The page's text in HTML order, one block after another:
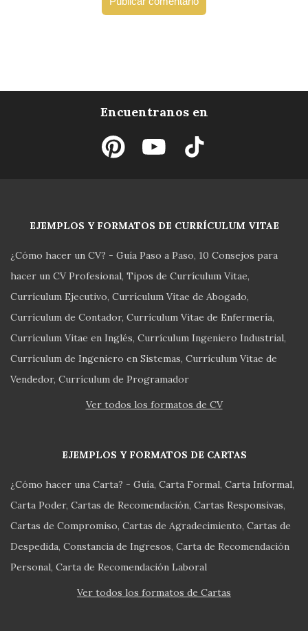
Encuentranos en
EJEMPLOS Y FORMATOS DE CURRÍCULUM VITAE
¿Cómo hacer un CV? - Guía Paso a Paso 10 Consejos para
hacer un CV Profesional Tipos de Currículum Vitae
Currículum Ejecutivo Currículum Vitae de Abogado
Currículum de Contador Currículum Vitae de Enfermería
Currículum Vitae en Inglés Currículum Ingeniero Industrial
Currículum de Ingeniero en Sistemas Currículum Vitae de
Vendedor Currículum de Programador
Ver todos los formatos de CV
EJEMPLOS Y FORMATOS DE CARTAS
¿Cómo hacer una Carta? - Guía Carta Formal Carta Informal
Carta Poder Cartas de Recomendación Cartas Responsivas
Cartas de Compromiso Cartas de Agradecimiento Cartas de
Despedida Constancia de Ingresos Carta de Recomendación
Personal Carta de Recomendación Laboral
Ver todos los formatos de Cartas